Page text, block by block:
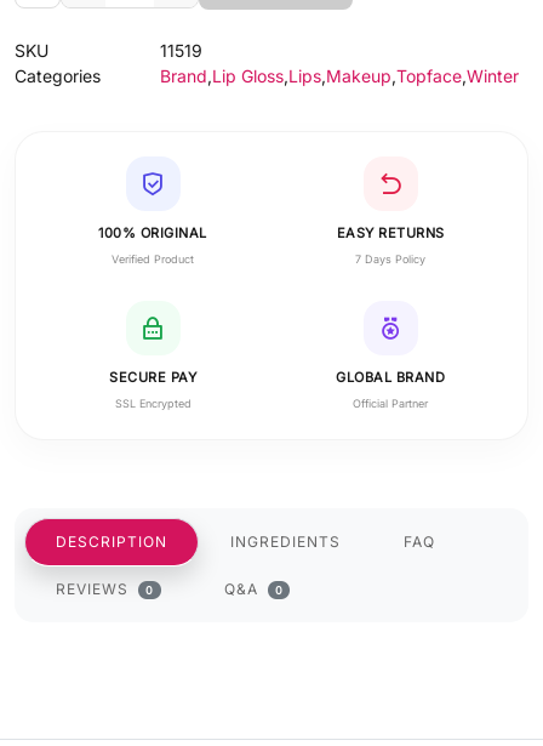
SKU
11519
Categories
Brand,Lip Gloss,Lips,Makeup,Topface,Winter
100% ORIGINAL
Verified Product
EASY RETURNS
7 Days Policy
SECURE PAY
SSL Encrypted
GLOBAL BRAND
Official Partner
DESCRIPTION INGREDIENTS FAQ
REVIEWS 0 Q&A 0